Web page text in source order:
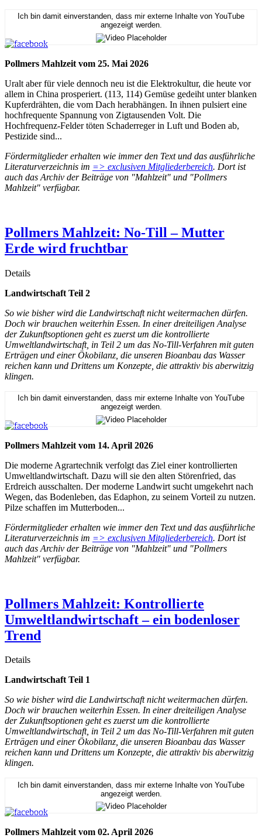
Ich bin damit einverstanden, dass mir externe Inhalte von YouTube
angezeigt werden.
Pollmers Mahlzeit vom 25. Mai 2026
Uralt aber für viele dennoch neu ist die Elektrokultur, die heute vor
allem in China prosperiert. (113, 114) Gemüse gedeiht unter blanken
Kupferdrähten, die vom Dach herabhängen. In ihnen pulsiert eine
hochfrequente Spannung von Zigtausenden Volt. Die
Hochfrequenz-Felder töten Schaderreger in Luft und Boden ab,
Pestizide sind...
Fördermitglieder erhalten wie immer den Text und das ausführliche
Literaturverzeichnis im => exclusiven Mitgliederbereich. Dort ist
auch das Archiv der Beiträge von "Mahlzeit" und "Pollmers
Mahlzeit" verfügbar.
Pollmers Mahlzeit: No-Till – Mutter
Erde wird fruchtbar
Details
Landwirtschaft Teil 2
So wie bisher wird die Landwirtschaft nicht weitermachen dürfen.
Doch wir brauchen weiterhin Essen. In einer dreiteiligen Analyse
der Zukunftsoptionen geht es zuerst um die kontrollierte
Umweltlandwirtschaft, in Teil 2 um das No-Till-Verfahren mit guten
Erträgen und einer Ökobilanz, die unseren Bioanbau das Wasser
reichen kann und Drittens um Konzepte, die attraktiv bis aberwitzig
klingen.
Ich bin damit einverstanden, dass mir externe Inhalte von YouTube
angezeigt werden.
Pollmers Mahlzeit vom 14. April 2026
Die moderne Agrartechnik verfolgt das Ziel einer kontrollierten
Umweltlandwirtschaft. Dazu will sie den alten Störenfried, das
Erdreich ausschalten. Der moderne Landwirt sucht umgekehrt nach
Wegen, das Bodenleben, das Edaphon, zu seinem Vorteil zu nutzen.
Pilze schaffen im Mutterboden...
Fördermitglieder erhalten wie immer den Text und das ausführliche
Literaturverzeichnis im => exclusiven Mitgliederbereich. Dort ist
auch das Archiv der Beiträge von "Mahlzeit" und "Pollmers
Mahlzeit" verfügbar.
Pollmers Mahlzeit: Kontrollierte
Umweltlandwirtschaft – ein bodenloser
Trend
Details
Landwirtschaft Teil 1
So wie bisher wird die Landwirtschaft nicht weitermachen dürfen.
Doch wir brauchen weiterhin Essen. In einer dreiteiligen Analyse
der Zukunftsoptionen geht es zuerst um die kontrollierte
Umweltlandwirtschaft, in Teil 2 um das No-Till-Verfahren mit guten
Erträgen und einer Ökobilanz, die unseren Bioanbau das Wasser
reichen kann und Drittens um Konzepte, die attraktiv bis aberwitzig
klingen.
Ich bin damit einverstanden, dass mir externe Inhalte von YouTube
angezeigt werden.
Pollmers Mahlzeit vom 02. April 2026